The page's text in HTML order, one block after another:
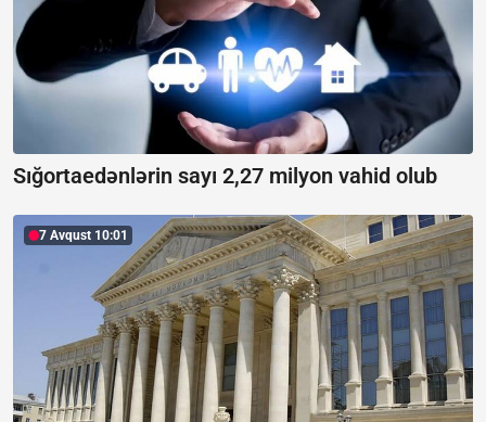
Sığortaedənlərin sayı 2,27 milyon vahid olub
7 Avqust 10:01